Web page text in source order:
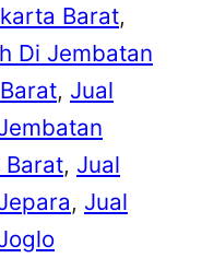
Barat
Di Jembatan
, Jual
Barat, Jual
, Jual